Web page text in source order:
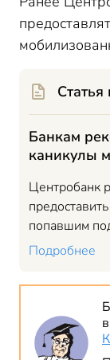
Статья
Банкам
каникулы
Центробанк
попавшим
Подробнее